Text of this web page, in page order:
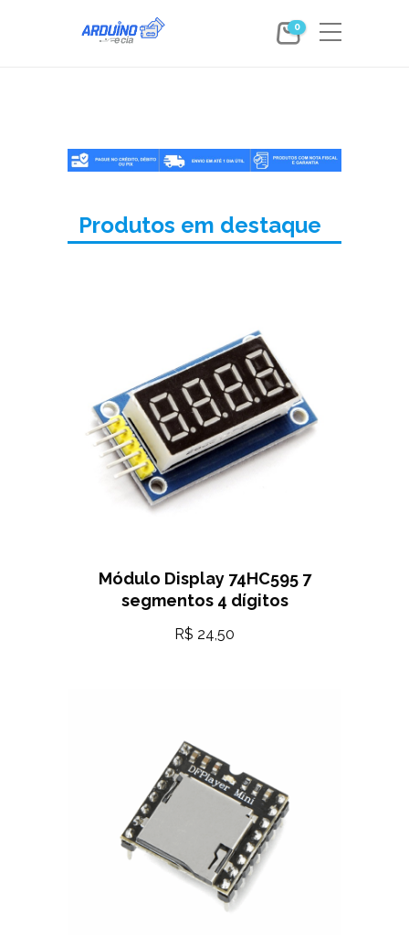
0
Produtos em destaque
Módulo Display 74HC595 7
segmentos 4 dígitos
R$ 24,50